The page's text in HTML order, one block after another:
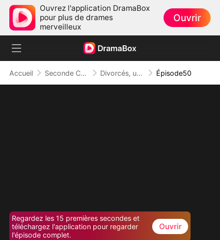
Ouvrez l'application DramaBox
pour plus de drames
merveilleux
Ouvrir
Accueil Seconde Chance Divorcés, un Bébé en Secret Épisode50
Regardez les 15 premières secondes et
téléchargez l'application pour regarder
l'épisode complet.
Ouvrir